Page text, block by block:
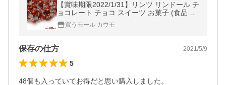
【賞味期限2022/1/31】リンツ リンドール チ
ョコレート チョコ スイーツ お菓子 (食品ミ
ルク) ミルク 48個 高級 個包装 スイーツ
買うモール カウモ
保存の仕方 2021/5/9
5
48個も入っていてお得だと思い購入しました。